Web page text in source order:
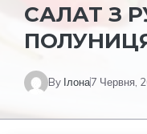
САЛАТ З
By Ілона7 Червня,